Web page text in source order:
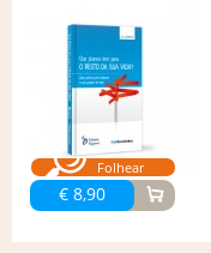
Folhear
€ 8,90